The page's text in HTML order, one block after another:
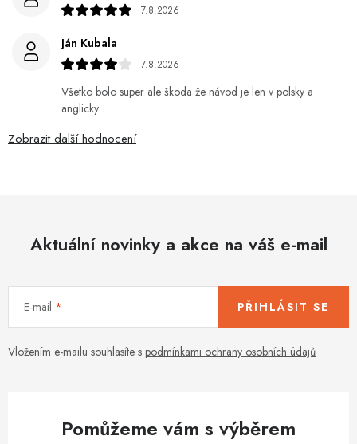
7.8.2026
Ján Kubala
7.8.2026
Všetko bolo super ale škoda že návod je len v polsky a
anglicky .
Zobrazit další hodnocení
Aktuální novinky a akce na váš e-mail
E-mail
Vložením e-mailu souhlasíte s podmínkami ochrany osobních údajů
PŘIHLÁSIT SE
Pomůžeme vám s výběrem